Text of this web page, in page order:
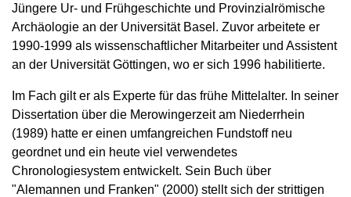
Jüngere Ur- und Frühgeschichte und Provinzialrömische
Archäologie an der Universität Basel. Zuvor arbeitete er
1990-1999 als wissenschaftlicher Mitarbeiter und Assistent
an der Universität Göttingen, wo er sich 1996 habilitierte.
Im Fach gilt er als Experte für das frühe Mittelalter. In seiner
Dissertation über die Merowingerzeit am Niederrhein
(1989) hatte er einen umfangreichen Fundstoff neu
geordnet und ein heute viel verwendetes
Chronologiesystem entwickelt. Sein Buch über
"Alemannen und Franken" (2000) stellt sich der strittigen